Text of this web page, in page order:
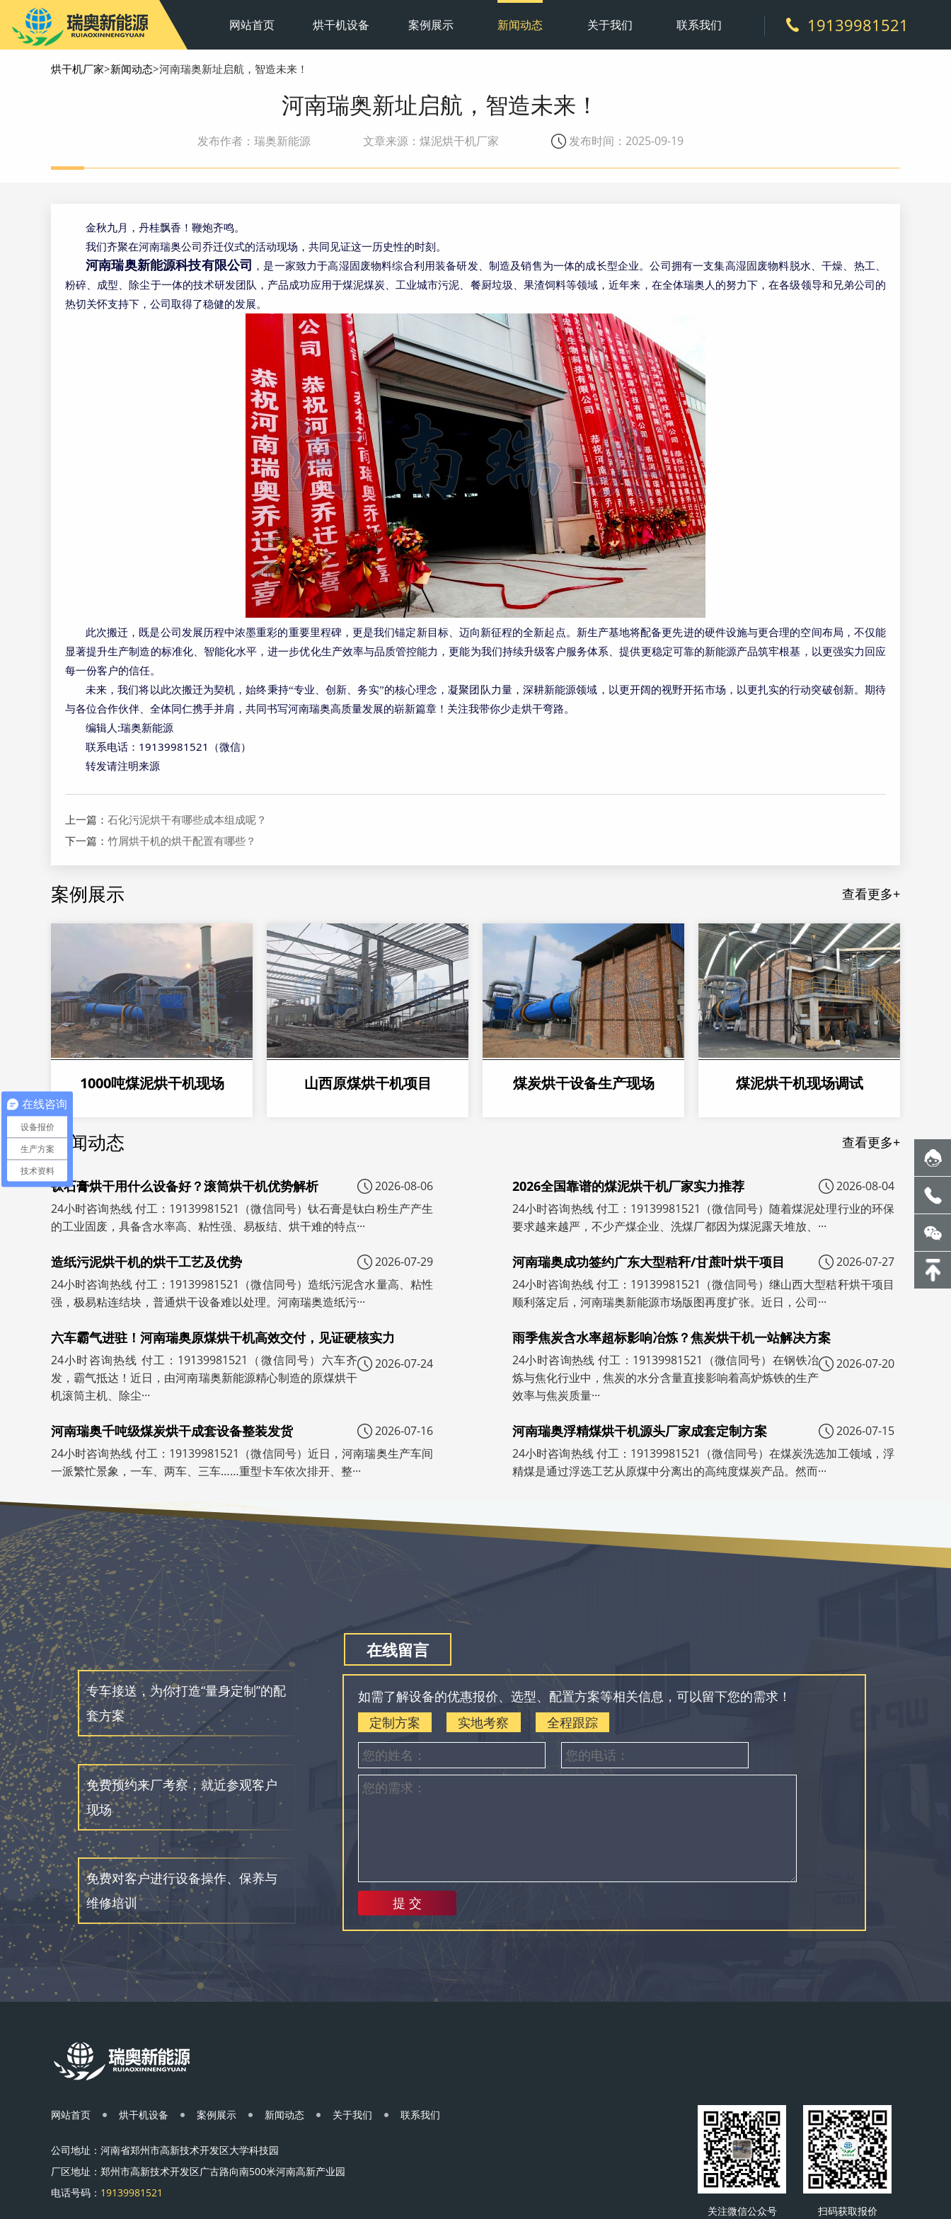
网站首页 烘干机设备 案例展示 新闻动态 关于我们 联系我们 19139981521
烘干机厂家>新闻动态>河南瑞奥新址启航，智造未来！
河南瑞奥新址启航，智造未来！
发布作者：瑞奥新能源 文章来源：煤泥烘干机厂家 发布时间：2025-09-19
金秋九月，丹桂飘香！鞭炮齐鸣。
我们齐聚在河南瑞奥公司乔迁仪式的活动现场，共同见证这一历史性的时刻。
河南瑞奥新能源科技有限公司
，是一家致力于高湿固废物料综合利用装备研发、制造及销售为一体的成长型企业。公司拥有一支集高湿固废物料脱水、干燥、热工、
粉碎、成型、除尘于一体的技术研发团队，产品成功应用于煤泥煤炭、工业城市污泥、餐厨垃圾、果渣饲料等领域，近年来，在全体瑞奥人的努力下，在各级领导和兄弟公司的
热切关怀支持下，公司取得了稳健的发展。
此次搬迁，既是公司发展历程中浓墨重彩的重要里程碑，更是我们锚定新目标、迈向新征程的全新起点。新生产基地将配备更先进的硬件设施与更合理的空间布局，不仅能
显著提升生产制造的标准化、智能化水平，进一步优化生产效率与品质管控能力，更能为我们持续升级客户服务体系、提供更稳定可靠的新能源产品筑牢根基，以更强实力回应
每一份客户的信任。
未来，我们将以此次搬迁为契机，始终秉持“专业、创新、务实”的核心理念，凝聚团队力量，深耕新能源领域，以更开阔的视野开拓市场，以更扎实的行动突破创新。期待
与各位合作伙伴、全体同仁携手并肩，共同书写河南瑞奥高质量发展的崭新篇章！关注我带你少走烘干弯路。
编辑人 :瑞奥新能源
联系电话： 19139981521
（微信）
转发请注明来源
上一篇： 石化污泥烘干有哪些成本组成呢？
下一篇： 竹屑烘干机的烘干配置有哪些？
案例展示 查看更多+
1000吨煤泥烘干机现场 山西原煤烘干机项目 煤炭烘干设备生产现场 煤泥烘干机现场调试
新闻动态 查看更多+
钛石膏烘干用什么设备好？滚筒烘干机优势解析
2026-08-06
24小时咨询热线 付工：19139981521（微信同号）钛石膏是钛白粉生产产生
的工业固废，具备含水率高、粘性强、易板结、烘干难的特点···
2026全国靠谱的煤泥烘干机厂家实力推荐
2026-08-04
24小时咨询热线 付工：19139981521（微信同号）随着煤泥处理行业的环保
要求越来越严，不少产煤企业、洗煤厂都因为煤泥露天堆放、···
造纸污泥烘干机的烘干工艺及优势
2026-07-29
24小时咨询热线 付工：19139981521（微信同号）造纸污泥含水量高、粘性
强，极易粘连结块，普通烘干设备难以处理。河南瑞奥造纸污···
河南瑞奥成功签约广东大型秸秆/甘蔗叶烘干项目
2026-07-27
24小时咨询热线 付工：19139981521（微信同号）继山西大型秸秆烘干项目
顺利落定后，河南瑞奥新能源市场版图再度扩张。近日，公司···
六车霸气进驻！河南瑞奥原煤烘干机高效交付，见证硬核实力
2026-07-24
24小时咨询热线 付工：19139981521（微信同号）六车齐
发，霸气抵达！近日，由河南瑞奥新能源精心制造的原煤烘干
机滚筒主机、除尘···
雨季焦炭含水率超标影响冶炼？焦炭烘干机一站解决方案
2026-07-20
24小时咨询热线 付工：19139981521（微信同号）在钢铁冶
炼与焦化行业中，焦炭的水分含量直接影响着高炉炼铁的生产
效率与焦炭质量···
河南瑞奥千吨级煤炭烘干成套设备整装发货
2026-07-16
24小时咨询热线 付工：19139981521（微信同号）近日，河南瑞奥生产车间
一派繁忙景象，一车、两车、三车……重型卡车依次排开、整···
河南瑞奥浮精煤烘干机源头厂家成套定制方案
2026-07-15
24小时咨询热线 付工：19139981521（微信同号）在煤炭洗选加工领域，浮
精煤是通过浮选工艺从原煤中分离出的高纯度煤炭产品。然而···
专车接送，为你打造“量身定制”的配
套方案
免费预约来厂考察，就近参观客户
现场
免费对客户进行设备操作、保养与
维修培训
在线留言
如需了解设备的优惠报价、选型、配置方案等相关信息，可以留下您的需求！
定制方案
实地考察 全程跟踪
网站首页 烘干机设备 案例展示 新闻动态 关于我们 联系我们
公司地址：河南省郑州市高新技术开发区大学科技园
厂区地址：郑州市高新技术开发区广古路向南500米河南高新产业园
电话号码： 19139981521
扫码获取报价
关注微信公众号
在线咨询
设备报价
生产方案
技术资料